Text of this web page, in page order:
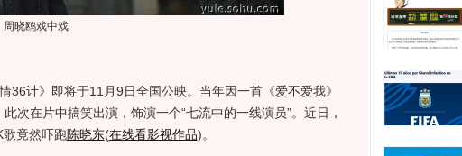
周晓鸥戏中戏
计》即将于11月9日全国公映。当年因一首《爱不爱我》
次在片中搞笑出演，饰演一个“七流中的一线演员”。近日，
竟然吓跑陈晓东(在线看影视作品)。